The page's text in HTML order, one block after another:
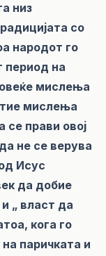
низ
со
народот го
период на
мислења
мислења
се прави овој
не се верува
Исус
да добие
„ власт да
кога го
паричката и